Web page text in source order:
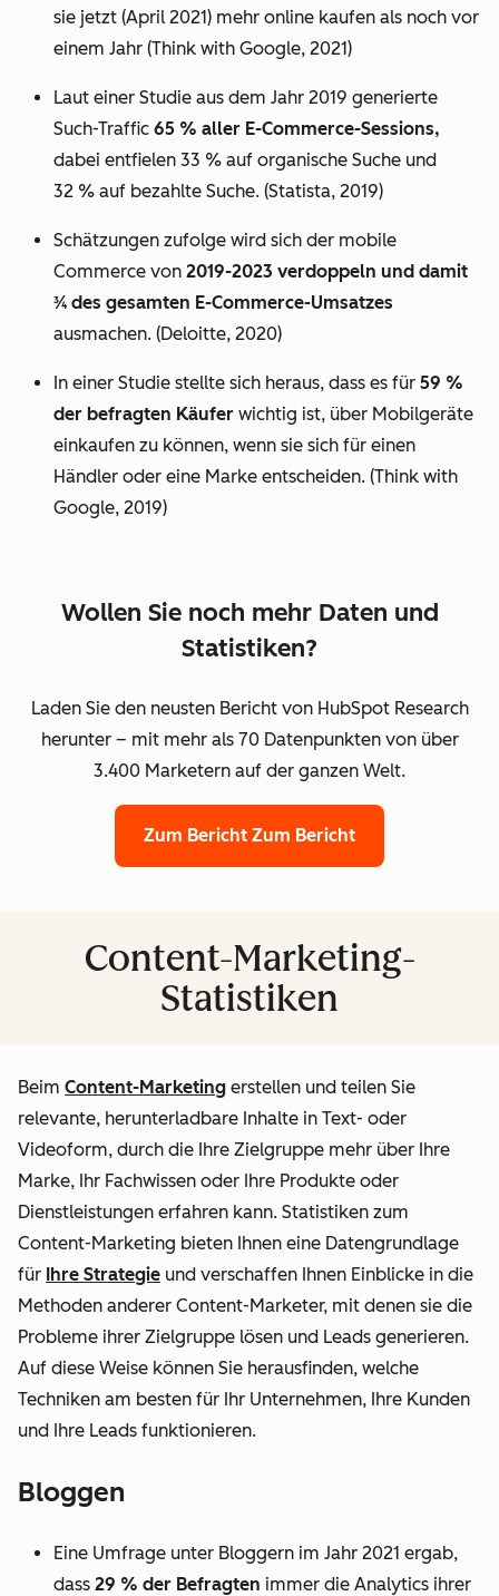
sie jetzt (April 2021) mehr online kaufen als noch vor
einem Jahr (Think with Google, 2021)
Laut einer Studie aus dem Jahr 2019 generierte
Such-Traffic 65 % aller E-Commerce-Sessions,
dabei entfielen 33 % auf organische Suche und
32 % auf bezahlte Suche. (Statista, 2019)
Schätzungen zufolge wird sich der mobile
Commerce von 2019-2023 verdoppeln und damit
3⁄4 des gesamten E-Commerce-Umsatzes
ausmachen. (Deloitte, 2020)
In einer Studie stellte sich heraus, dass es für 59 %
der befragten Käufer wichtig ist, über Mobilgeräte
einkaufen zu können, wenn sie sich für einen
Händler oder eine Marke entscheiden. (Think with
Google, 2019)
Wollen Sie noch mehr Daten und
Statistiken?
Laden Sie den neusten Bericht von HubSpot Research
herunter – mit mehr als 70 Datenpunkten von über
3.400 Marketern auf der ganzen Welt.
Zum Bericht Zum Bericht
Content-Marketing-
Statistiken
Beim Content-Marketing erstellen und teilen Sie
relevante, herunterladbare Inhalte in Text- oder
Videoform, durch die Ihre Zielgruppe mehr über Ihre
Marke, Ihr Fachwissen oder Ihre Produkte oder
Dienstleistungen erfahren kann. Statistiken zum
Content-Marketing bieten Ihnen eine Datengrundlage
für Ihre Strategie und verschaffen Ihnen Einblicke in die
Methoden anderer Content-Marketer, mit denen sie die
Probleme ihrer Zielgruppe lösen und Leads generieren.
Auf diese Weise können Sie herausfinden, welche
Techniken am besten für Ihr Unternehmen, Ihre Kunden
und Ihre Leads funktionieren.
Bloggen
Eine Umfrage unter Bloggern im Jahr 2021 ergab,
dass 29 % der Befragten immer die Analytics ihrer